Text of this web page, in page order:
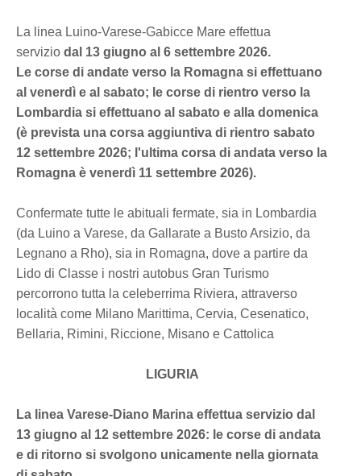
La linea Luino-Varese-Gabicce Mare effettua
servizio dal 13 giugno al 6 settembre 2026.
Le corse di andate verso la Romagna si effettuano
al venerdì e al sabato; le corse di rientro verso la
Lombardia si effettuano al sabato e alla domenica
(è prevista una corsa aggiuntiva di rientro sabato
12 settembre 2026; l'ultima corsa di andata verso la
Romagna è venerdì 11 settembre 2026).
Confermate tutte le abituali fermate, sia in Lombardia
(da Luino a Varese, da Gallarate a Busto Arsizio, da
Legnano a Rho), sia in Romagna, dove a partire da
Lido di Classe i nostri autobus Gran Turismo
percorrono tutta la celeberrima Riviera, attraverso
località come Milano Marittima, Cervia, Cesenatico,
Bellaria, Rimini, Riccione, Misano e Cattolica
LIGURIA
La linea Varese-Diano Marina effettua servizio dal
13 giugno al 12 settembre 2026: le corse di andata
e di ritorno si svolgono unicamente nella giornata